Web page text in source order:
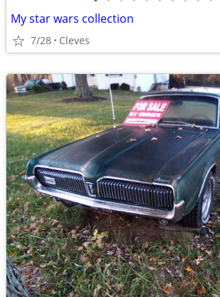
My star wars collection
7/28 Cleves